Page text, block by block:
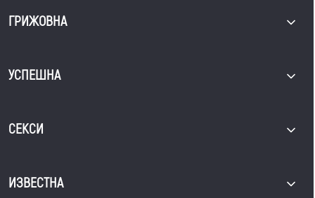
ГРИЖОВНА
УСПЕШНА
СЕКСИ
ИЗВЕСТНА